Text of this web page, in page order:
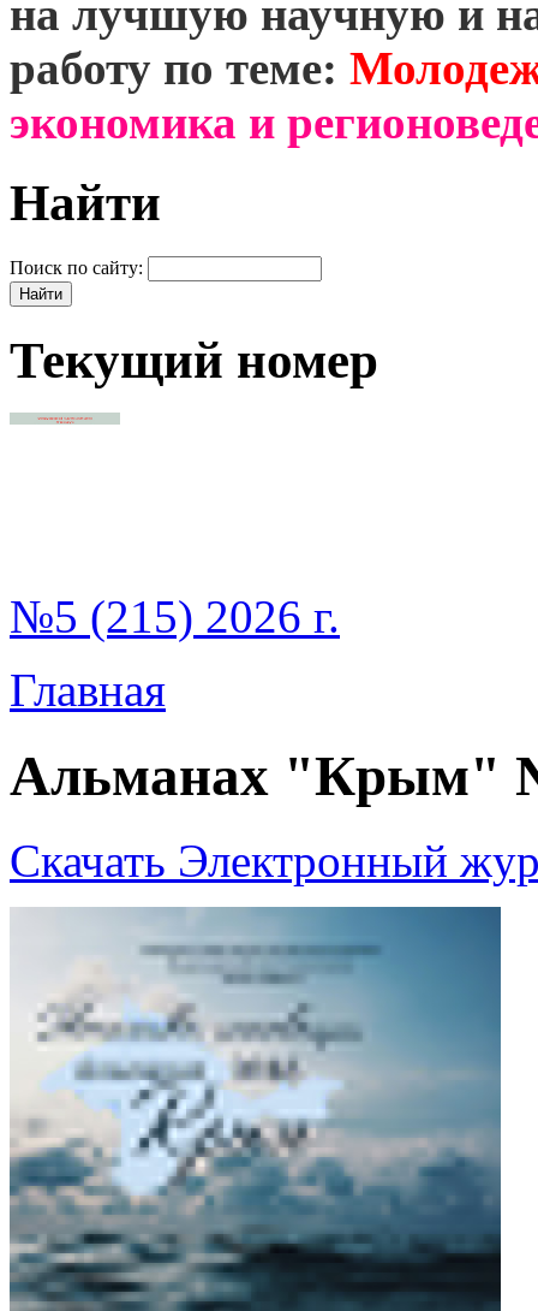
на лучшую научную и
работу по теме:
экономика и
Найти
Поиск по сайту:
Текущий номер
№5 (215) 2026 г.
Главная
Альманах "Крым"
Скачать Электронный